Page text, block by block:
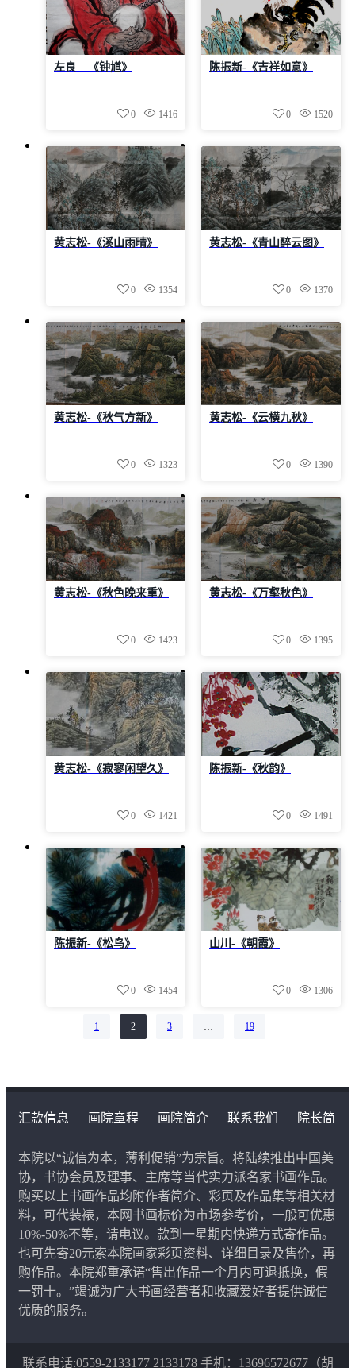
左良 – 《钟馗》
1416
0
陈振新-《吉祥如意》
1520
0
黄志松-《溪山雨晴》
1354
0
黄志松-《青山醉云图》
1370
0
黄志松-《秋气方新》
1323
0
黄志松-《云横九秋》
1390
0
黄志松-《秋色晚来重》
1423
0
黄志松-《万壑秋色》
1395
0
黄志松-《寂寥闲望久》
1421
0
陈振新-《秋韵》
1491
0
陈振新-《松鸟》
1454
0
山川-《朝霞》
1306
0
第
1页 第
2页 第
3页 … 第
19页
汇款信息 画院章程 画院简介 联系我们
院长简
本院以“诚信为本，薄利促销”为宗旨。将陆续推出中国美
协，书协会员及理事、主席等当代实力派名家书画作品。
购买以上书画作品均附作者简介、彩页及作品集等相关材
料，可代装裱，本网书画标价为市场参考价，一般可优惠
10%-50%不等，请电议。款到一星期内快递方式寄作品。
也可先寄20元索本院画家彩页资料、详细目录及售价，再
购作品。本院郑重承诺“售出作品一个月内可退抵换，假
一罚十。”竭诚为广大书画经营者和收藏爱好者提供诚信
优质的服务。
联系电话:0559-2133177 2133178 手机：13696572677（胡